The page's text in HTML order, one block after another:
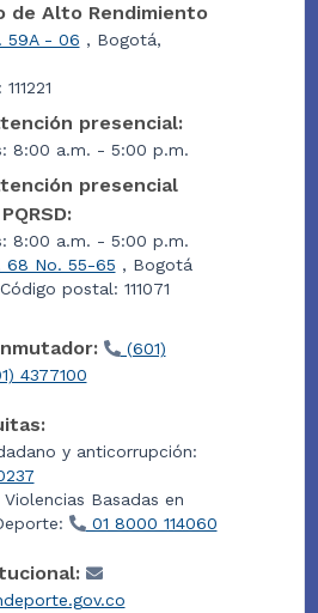
de Alto Rendimiento
59A - 06 , Bogotá,
presencial:
8:00 a.m. - 5:00 p.m.
presencial
8:00 a.m. - 5:00 p.m.
68 No. 55-65 , Bogotá
postal: 111071
(601)
4377100
y anticorrupción:
Basadas en
01 8000 114060